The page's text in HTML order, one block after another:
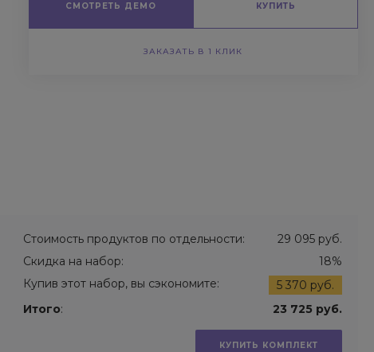
СМОТРЕТЬ ДЕМО КУПИТЬ
ЗАКАЗАТЬ В 1 КЛИК
Стоимость продуктов по отдельности:
29 095 руб.
Скидка на набор:
18%
Купив этот набор, вы сэкономите:
5 370 руб.
Итого: 23 725 руб.
КУПИТЬ КОМПЛЕКТ